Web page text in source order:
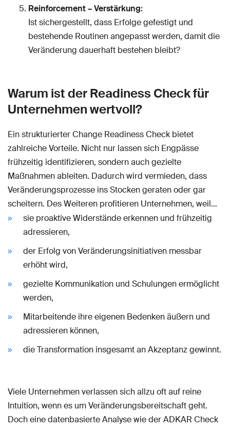
Reinforcement – Verstärkung:
Ist sichergestellt, dass Erfolge gefestigt und
bestehende Routinen angepasst werden, damit die
Veränderung dauerhaft bestehen bleibt?
Warum ist der Readiness Check für
Unternehmen wertvoll?
Ein strukturierter Change Readiness Check bietet
zahlreiche Vorteile. Nicht nur lassen sich Engpässe
frühzeitig identifizieren, sondern auch gezielte
Maßnahmen ableiten. Dadurch wird vermieden, dass
Veränderungsprozesse ins Stocken geraten oder gar
scheitern. Des Weiteren profitieren Unternehmen, weil…
sie proaktive Widerstände erkennen und frühzeitig
adressieren,
der Erfolg von Veränderungsinitiativen messbar
erhöht wird,
gezielte Kommunikation und Schulungen ermöglicht
werden,
Mitarbeitende ihre eigenen Bedenken äußern und
adressieren können,
die Transformation insgesamt an Akzeptanz gewinnt.
Viele Unternehmen verlassen sich allzu oft auf reine
Intuition, wenn es um Veränderungsbereitschaft geht.
Doch eine datenbasierte Analyse wie der ADKAR Check